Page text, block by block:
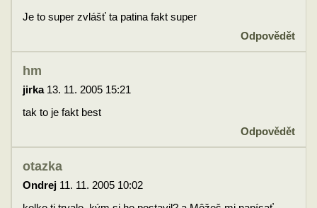
Je to super zvlášť ta patina fakt super
Odpovědět
hm
jirka13. 11. 2005 15:21
tak to je fakt best
Odpovědět
otazka
Ondrej 11. 11. 2005 10:02